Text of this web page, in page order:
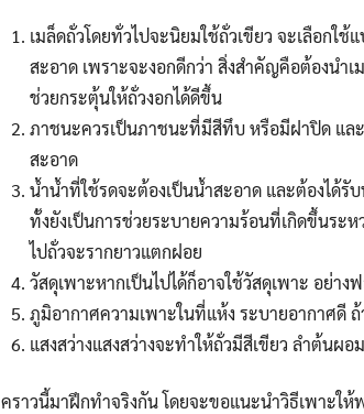
เมล็ดถั่วโดยทั่วไปจะนิยมใช้ถั่วเขียว จะเลือกใ
สะอาด เพราะจะงอกดีกว่า สิ่งสำคัญคือต้องนำ
ช่วยกระตุ้นให้ถั่วงอกได้ดีขึ้น
ภาชนะควรเป็นภาชนะที่มีสีทึบ หรือมีฝาปิด แล
สะอาด
น้ำน้ำที่ใช้รดจะต้องเป็นน้ำสะอาด และต้องได้รั
ทั้งยังเป็นการช่วยระบายความร้อนที่เกิดขึ้นระ
ไปถั่วจะรากยาวแตกฝอย
วัสดุเพาะหากเป็นไปได้ก็อาจใช้วัสดุเพาะ อย่า
ภูมิอากาศความเพาะในที่แห้ง ระบายอากาศดี
แสงสว่างแสงสว่างจะทำให้ถั่วมีสีเขียว ลำต้น
คราวนี้มาฝึกทำจริงกัน โดยจะขอแนะนำวิธีเพาะใ